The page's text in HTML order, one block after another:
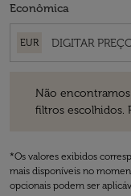
Econômica
EUR
Não
filtros escolhidos.
*Os valores exibidos
mais disponíveis no
opcionais podem ser